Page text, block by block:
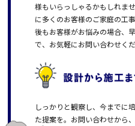
様もいらっしゃるかもしれま
に多くのお客様のご家庭の工
後もお客様がお悩みの場合、
で、お気軽にお問い合わせくだ
しっかりと観察し、今までに
た提案を。お問い合わせから